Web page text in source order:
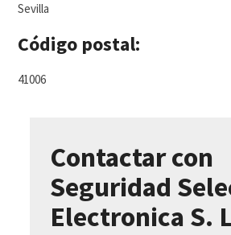
Sevilla
Código postal:
41006
Contactar con
Seguridad
Electronica S.